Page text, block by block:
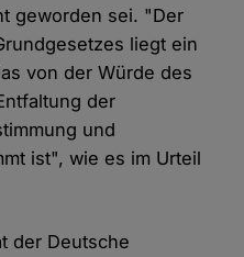
geworden sei. "Der
liegt ein
von der Würde des
der
und
ist", wie es im Urteil
der Deutsche